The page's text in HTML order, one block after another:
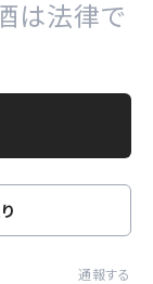
は法律で
通報する